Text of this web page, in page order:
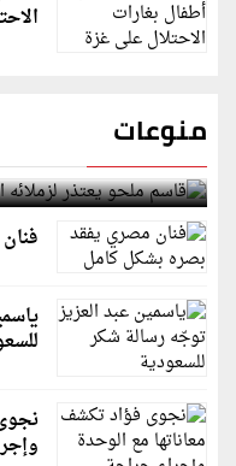
منوعات
قاسم ملحو يعتذر